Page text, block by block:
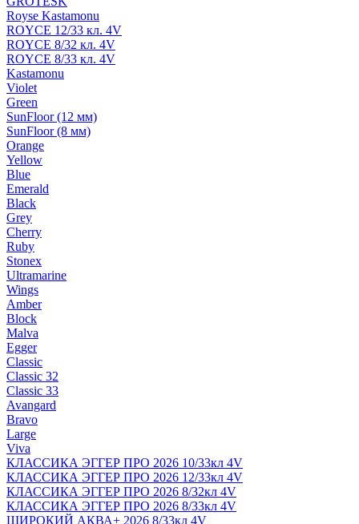
Royse Kastamonu
ROYCE 12/33 кл. 4V
ROYCE 8/32 кл. 4V
ROYCE 8/33 кл. 4V
Kastamonu
Violet
Green
SunFloor (12 мм)
SunFloor (8 мм)
Orange
Yellow
Blue
Emerald
Black
Grey
Cherry
Ruby
Stonex
Ultramarine
Wings
Amber
Block
Malva
Egger
Classic
Classic 32
Classic 33
Avangard
Bravo
Large
Viva
КЛАССИКА ЭГГЕР ПРО 2026 10/33кл 4V
КЛАССИКА ЭГГЕР ПРО 2026 12/33кл 4V
КЛАССИКА ЭГГЕР ПРО 2026 8/32кл 4V
КЛАССИКА ЭГГЕР ПРО 2026 8/33кл 4V
ШИРОКИЙ АКВА+ 2026 8/33кл 4V